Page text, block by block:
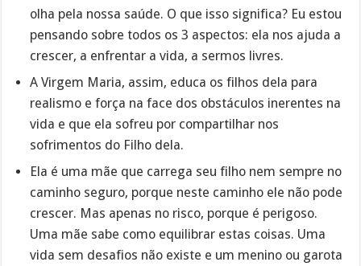
olha pela nossa saúde. O que isso significa? Eu estou
pensando sobre todos os 3 aspectos: ela nos ajuda a
crescer, a enfrentar a vida, a sermos livres.
A Virgem Maria, assim, educa os filhos dela para
realismo e força na face dos obstáculos inerentes na
vida e que ela sofreu por compartilhar nos
sofrimentos do Filho dela.
Ela é uma mãe que carrega seu filho nem sempre no
caminho seguro, porque neste caminho ele não pode
crescer. Mas apenas no risco, porque é perigoso.
Uma mãe sabe como equilibrar estas coisas. Uma
vida sem desafios não existe e um menino ou garota